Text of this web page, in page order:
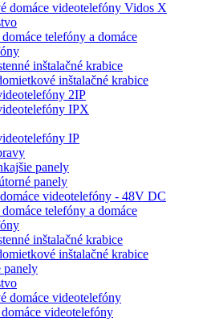
domáce videotelefóny Vidos X
telefóny a domáce
inštalačné krabice
inštalačné krabice
2IP
IPX
IP
panely
panely
videotelefóny - 48V DC
telefóny a domáce
inštalačné krabice
inštalačné krabice
panely
domáce videotelefóny
videotelefóny